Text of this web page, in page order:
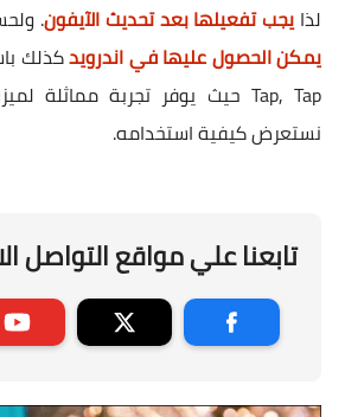
لذايجب تفعيلها بعد تحديث الآيفون.
يمكن الحصول عليها في اندرويدكذلك
نستعرض كيفية استخدامه.
تابعنا علي مواقع التواصل